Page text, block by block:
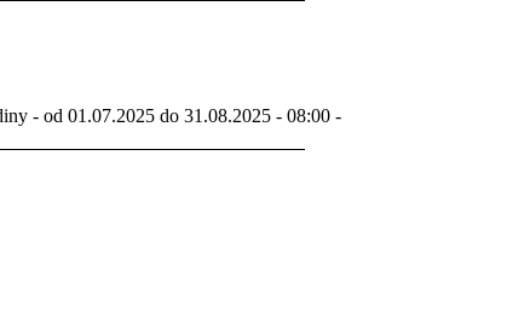
- od 01.07.2025 do 31.08.2025 - 08:00 -